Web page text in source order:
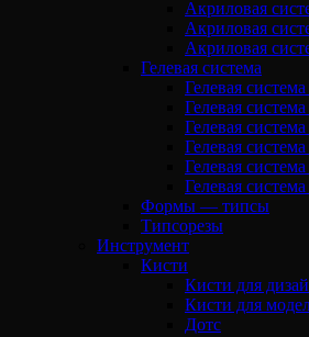
Акриловая
Акриловая
Акриловая
Гелевая система
Гелевая
Гелевая
Гелевая
Гелевая
Гелевая
Гелевая
Формы — типсы
Типсорезы
Инструмент
Кисти
Кисти для
Кисти для
Дотс